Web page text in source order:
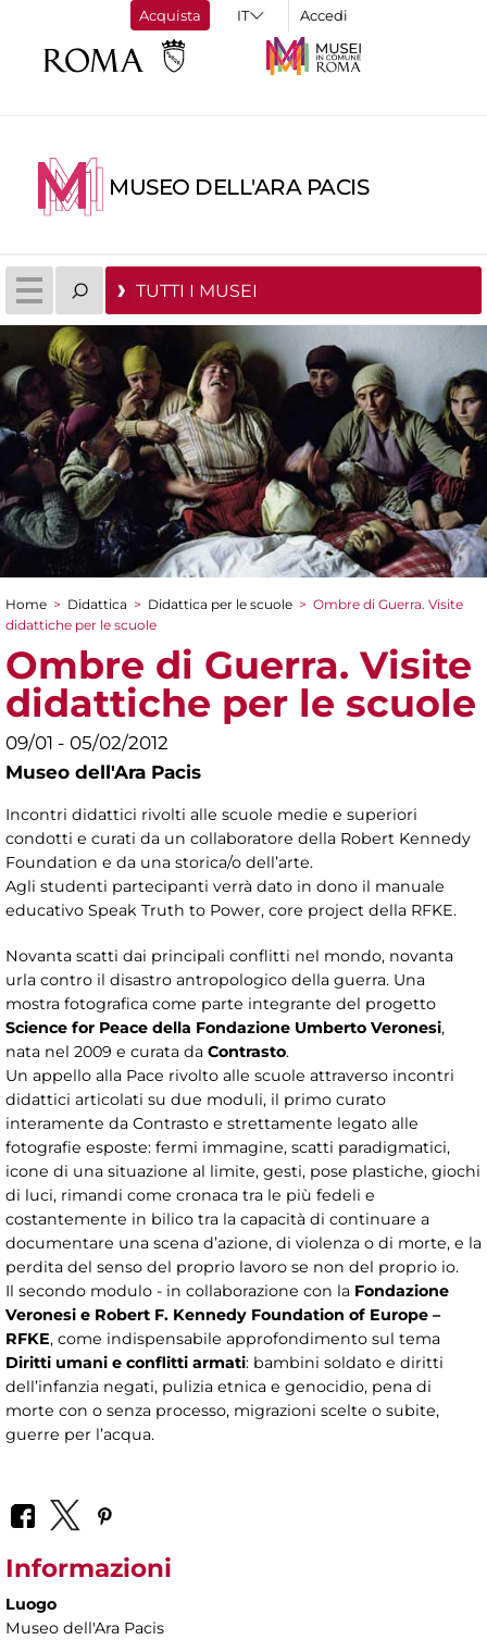
Acquista Accedi
MUSEO DELL'ARA PACIS
TUTTI I MUSEI
Tu sei qui
Home > Didattica > Didattica per le scuole > Ombre di Guerra. Visite
didattiche per le scuole
Ombre di Guerra. Visite
didattiche per le scuole
09/01 - 05/02/2012
Museo dell'Ara Pacis
Incontri didattici rivolti alle scuole medie e superiori
condotti e curati da un collaboratore della Robert Kennedy
Foundation e da una storica/o dell’arte.
Agli studenti partecipanti verrà dato in dono il manuale
educativo Speak Truth to Power, core project della RFKE.
Novanta scatti dai principali conflitti nel mondo, novanta
urla contro il disastro antropologico della guerra. Una
mostra fotografica come parte integrante del progetto
Science for Peace della Fondazione Umberto Veronesi,
nata nel 2009 e curata da Contrasto.
Un appello alla Pace rivolto alle scuole attraverso incontri
didattici articolati su due moduli, il primo curato
interamente da Contrasto e strettamente legato alle
fotografie esposte: fermi immagine, scatti paradigmatici,
icone di una situazione al limite, gesti, pose plastiche, giochi
di luci, rimandi come cronaca tra le più fedeli e
costantemente in bilico tra la capacità di continuare a
documentare una scena d’azione, di violenza o di morte, e la
perdita del senso del proprio lavoro se non del proprio io.
Il secondo modulo - in collaborazione con la Fondazione
Veronesi e Robert F. Kennedy Foundation of Europe –
RFKE, come indispensabile approfondimento sul tema
Diritti umani e conflitti armati: bambini soldato e diritti
dell’infanzia negati, pulizia etnica e genocidio, pena di
morte con o senza processo, migrazioni scelte o subite,
guerre per l’acqua.
Informazioni
Luogo
Museo dell'Ara Pacis